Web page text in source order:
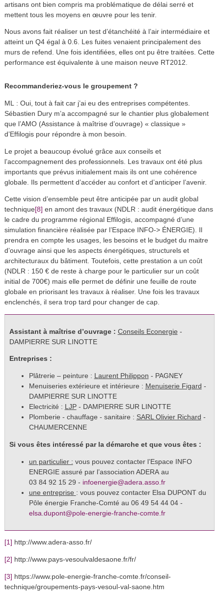
artisans ont bien compris ma problématique de délai serré et
mettent tous les moyens en œuvre pour les tenir.
Nous avons fait réaliser un test d’étanchéité à l’air intermédiaire et
atteint un Q4 égal à 0.6. Les fuites venaient principalement des
murs de refend. Une fois identifiées, elles ont pu être traitées. Cette
performance est équivalente à une maison neuve RT2012.
Recommanderiez-vous le groupement ?
ML : Oui, tout à fait car j’ai eu des entreprises compétentes.
Sébastien Dury m’a accompagné sur le chantier plus globalement
que l’AMO (Assistance à maîtrise d’ouvrage) « classique »
d’Effilogis pour répondre à mon besoin.
Le projet a beaucoup évolué grâce aux conseils et
l’accompagnement des professionnels. Les travaux ont été plus
importants que prévus initialement mais ils ont une cohérence
globale. Ils permettent d’accéder au confort et d’anticiper l’avenir.
Cette vision d’ensemble peut être anticipée par un audit global
technique[8] en amont des travaux (NDLR : audit énergétique dans
le cadre du programme régional Effilogis, accompagné d’une
simulation financière réalisée par l’Espace INFO-> ÉNERGIE). Il
prendra en compte les usages, les besoins et le budget du maitre
d’ouvrage ainsi que les aspects énergétiques, structurels et
architecturaux du bâtiment. Toutefois, cette prestation a un coût
(NDLR : 150 € de reste à charge pour le particulier sur un coût
initial de 700€) mais elle permet de définir une feuille de route
globale en priorisant les travaux à réaliser. Une fois les travaux
enclenchés, il sera trop tard pour changer de cap.
Assistant à maîtrise d’ouvrage : Conseils Econergie -
DAMPIERRE SUR LINOTTE
Entreprises :
Plâtrerie – peinture : Laurent Philippon - PAGNEY
Menuiseries extérieure et intérieure : Menuiserie Figard -
DAMPIERRE SUR LINOTTE
Electricité : LJP- DAMPIERRE SUR LINOTTE
Plomberie - chauffage - sanitaire : SARL Olivier Richard -
CHAUMERCENNE
Si vous êtes intéressé par la démarche et que vous êtes :
un particulier : vous pouvez contacter l’Espace INFO
ENERGIE assuré par l’association ADERA au
03 84 92 15 29 - infoenergie@adera.asso.fr
une entreprise : vous pouvez contacter Elsa DUPONT du
Pôle énergie Franche-Comté au 06 49 54 44 04 -
elsa.dupont@pole-energie-franche-comte.fr
[1] http://www.adera-asso.fr/
[2] http://www.pays-vesoulvaldesaone.fr/fr/
[3] https://www.pole-energie-franche-comte.fr/conseil-
technique/groupements-pays-vesoul-val-saone.htm